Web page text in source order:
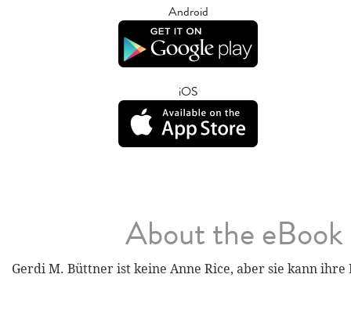
Android
iOS
About the eBook
Gerdi M. Büttner ist keine Anne Rice, aber sie kann